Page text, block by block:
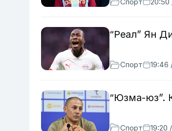
“Реал” Ян
Спорт 19:46
“Юзма-юз”.
Спорт 19:20